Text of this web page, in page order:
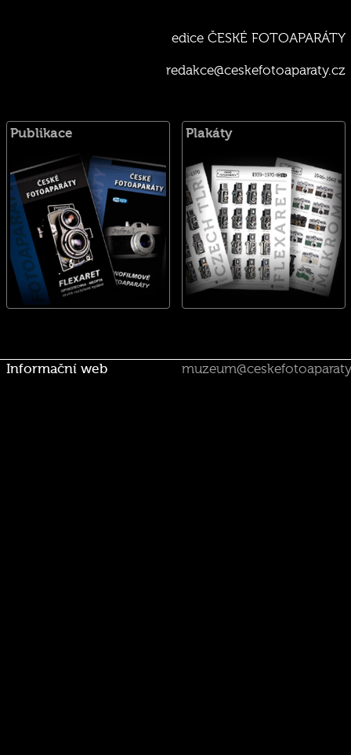
edice ČESKÉ FOTOAPARÁTY
redakce@ceskefotoaparaty.cz
Publikace Plakáty
Informační web